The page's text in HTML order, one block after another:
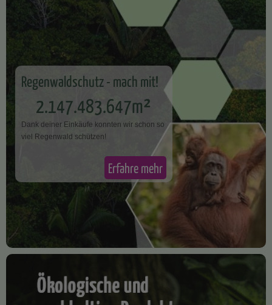
Regenwaldschutz - mach mit!
2.147.483.647m²
Dank deiner Einkäufe konnten wir schon so
v​iel Regenwald schützen!
Erfahre mehr